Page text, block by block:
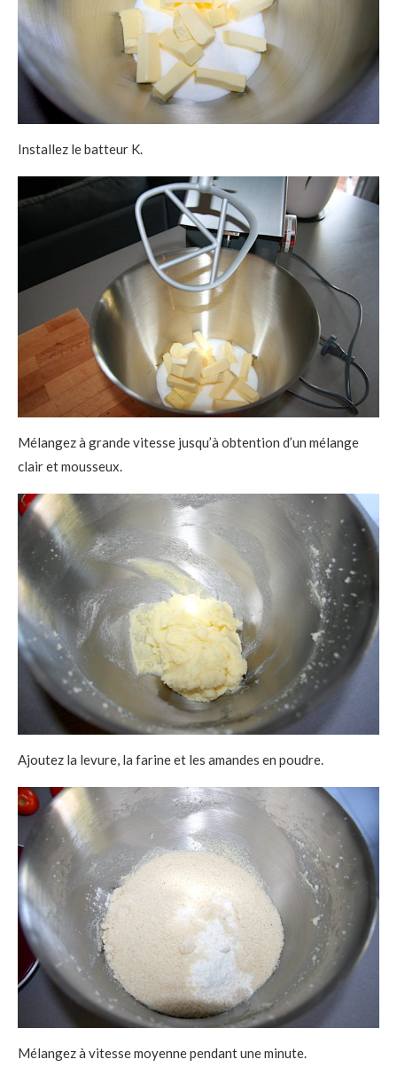
Installez le batteur K.
Mélangez à grande vitesse jusqu’à obtention d’un mélange
clair et mousseux.
Ajoutez la levure, la farine et les amandes en poudre.
Mélangez à vitesse moyenne pendant une minute.